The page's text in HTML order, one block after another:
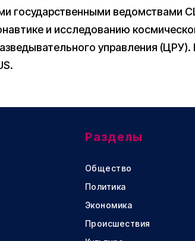
государственными ведомствами
и исследованию
управления
Разделы
Общество
Политика
Экономика
Происшествия